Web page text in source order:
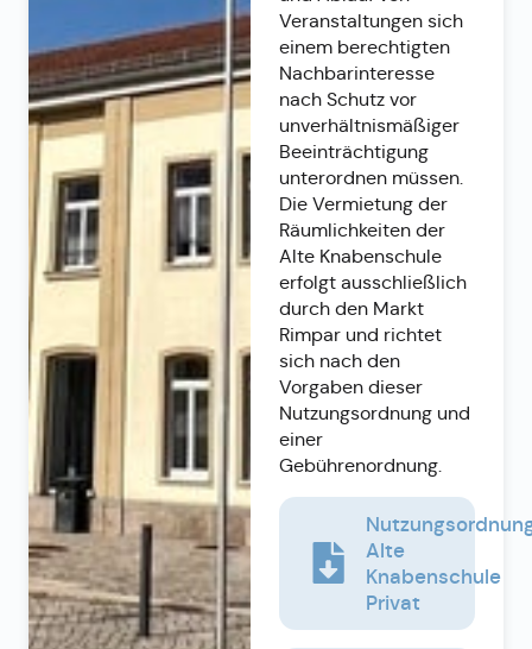
Veranstaltungen sich
einem berechtigten
Nachbarinteresse
nach Schutz vor
unverhältnismäßiger
Beeinträchtigung
unterordnen müssen.
Die Vermietung der
Räumlichkeiten der
Alte Knabenschule
erfolgt ausschließlich
durch den Markt
Rimpar und richtet
sich nach den
Vorgaben dieser
Nutzungsordnung und
einer
Gebührenordnung.
Alte
Knabenschule
Privat